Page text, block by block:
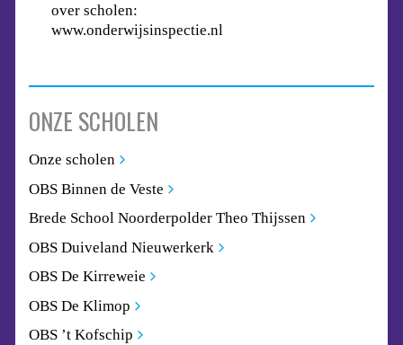
over scholen:
www.onderwijsinspectie.nl
ONZE SCHOLEN
Onze scholen
OBS Binnen de Veste
Brede School Noorderpolder Theo Thijssen
OBS Duiveland Nieuwerkerk
OBS De Kirreweie
OBS De Klimop
OBS ’t Kofschip